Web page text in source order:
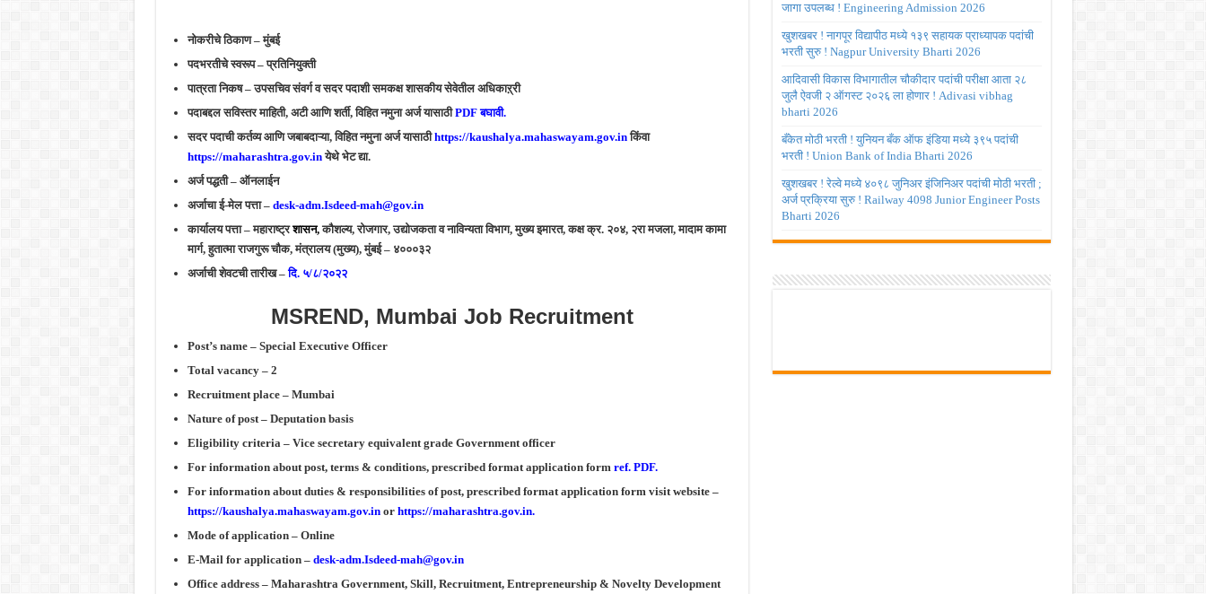
नोकरीचे ठिकाण – मुंबई
पदभरतीचे स्वरूप – प्रतिनियुक्ती
पात्रता निकष – उपसचिव संवर्ग व सदर पदाशी समकक्ष शासकीय सेवेतील अधिकाऱ्री
पदाबद्दल सविस्तर माहिती, अटी आणि शर्ती, विहित नमुना अर्ज यासाठीPDF बघावी.
सदर पदाची कर्तव्य आणि जबाबदाऱ्या, विहित नमुना अर्ज यासाठीhttps://kaushalya.mahaswayam.gov.inकिंवा
https://maharashtra.gov.inयेथे भेट द्या.
अर्ज पद्धती – ऑनलाईन
अर्जाचा ई-मेल पत्ता – desk-adm.Isdeed-mah@gov.in
कार्यालय पत्ता – महाराष्ट्रशासन,कौशल्य, रोजगार, उद्योजकता व नाविन्यता विभाग, मुख्य इमारत, कक्ष क्र. २०४, २रा मजला, मादाम कामा
मार्ग, हुतात्मा राजगुरू चौक, मंत्रालय (मुख्य), मुंबई – ४०००३२
अर्जाची शेवटची तारीख –दि. ५/८/२०२२
MSREND, Mumbai Job Recruitment
Post’s name – Special Executive Officer
Total vacancy – 2
Recruitment place – Mumbai
Nature of post – Deputation basis
Eligibility criteria – Vice secretary equivalent grade Government officer
For information about post, terms & conditions, prescribed format application form ref. PDF.
For information about duties & responsibilities of post, prescribed format application form visit website –
https://kaushalya.mahaswayam.gov.inor https://maharashtra.gov.in.
Mode of application – Online
E-Mail for application –desk-adm.Isdeed-mah@gov.in
Office address – Maharashtra Government, Skill, Recruitment, Entrepreneurship & Novelty Development
जागा उपलब्ध ! Engineering Admission 2026
खुशखबर ! नागपूर विद्यापीठ मध्ये १३९ सहायक प्राध्यापक पदांची
भरती सुरु ! Nagpur University Bharti 2026
आदिवासी विकास विभागातील चौकीदार पदांची परीक्षा आता २८
जुलै ऐवजी २ ऑगस्ट २०२६ ला होणार ! Adivasi vibhag
bharti 2026
बँकेत मोठी भरती ! युनियन बँक ऑफ इंडिया मध्ये ३९५ पदांची
भरती ! Union Bank of India Bharti 2026
खुशखबर ! रेल्वे मध्ये ४०९८ जुनिअर इंजिनिअर पदांची मोठी भरती ;
अर्ज प्रक्रिया सुरु ! Railway 4098 Junior Engineer Posts
Bharti 2026